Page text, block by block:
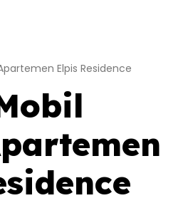
Elpis Residence